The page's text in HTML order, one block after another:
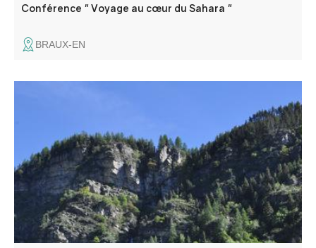
Conférence " Voyage au cœur du Sahara "
BRAUX-EN
Fête au cœur du petit hameau de Chasse au milieu des